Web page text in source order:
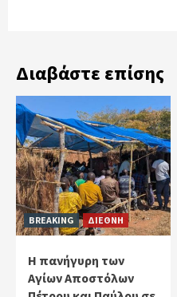
Διαβάστε επίσης
BREAKING ΔΙΕΘΝΗ
Η πανήγυρη των
Αγίων Αποστόλων